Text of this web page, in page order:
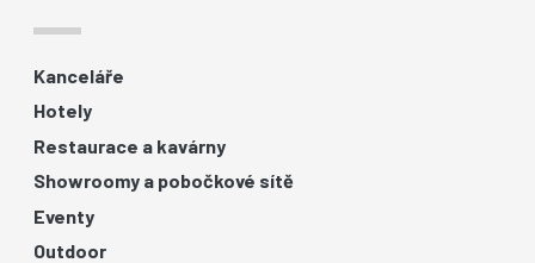
Kanceláře
Hotely
Restaurace a kavárny
Showroomy a pobočkové sítě
Eventy
Outdoor